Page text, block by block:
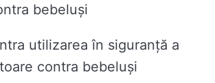
bebeluși
utilizarea în siguranță a
contra bebeluși